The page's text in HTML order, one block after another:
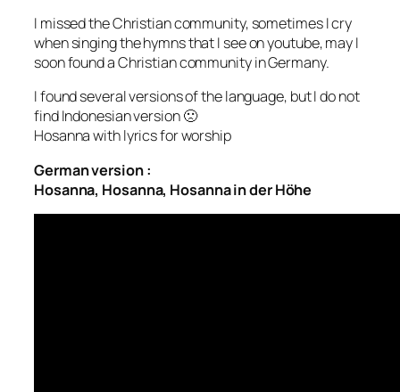
I missed the Christian community, sometimes I cry
when singing the hymns that I see on youtube, may I
soon found a Christian community in Germany.
I found several versions of the language, but I do not
find Indonesian version 🙁
Hosanna with lyrics for worship
German version :
Hosanna, Hosanna, Hosanna in der Höhe